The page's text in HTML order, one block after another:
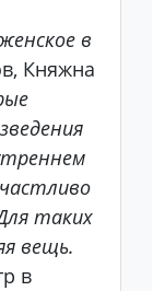
в
Княжна
таких
вещь.
в